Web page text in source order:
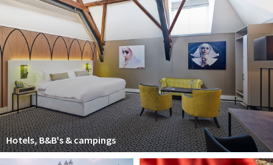
Hotels, B&B's & campings